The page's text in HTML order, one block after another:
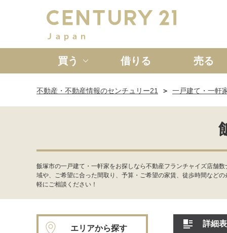
買う
新築一戸建て 中古一戸
借りる 売る
不動産・不動産情報のセンチュリー21 一戸建て・一軒
飯塚市の一戸建て・一軒家をお探しなら不動産フランチャイズ店舗
域や、ご希望に合った間取り、予算・ご希望の家賃、徒歩時間など
軽にご相談ください！
詳細
エリアから探す